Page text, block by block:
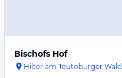
Bischofs Hof
Hilter am Teutoburger Wald